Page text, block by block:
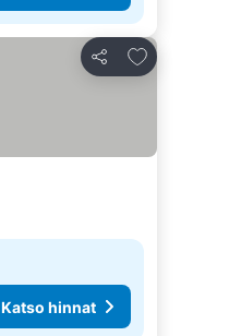
Jaa
Lisää
Katso hinnat